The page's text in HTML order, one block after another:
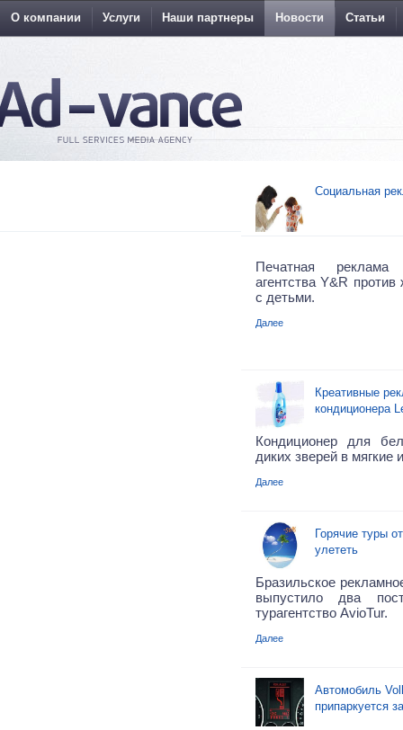
О компании Услуги Наши партнеры Новости Статьи
Социальная
Печатная реклама
агентства Y&R
с детьми.
Далее
Креативные
кондиционера
Кондиционер для
диких зверей в мягкие
Далее
Горячие туры
улететь
Бразильское
выпустило два
турагентство AvioTur.
Далее
Автомобиль
припаркуется